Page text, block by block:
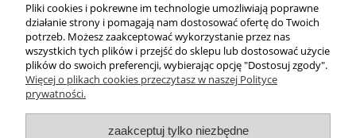
Moje konto
Płatności i dostawa
Pliki cookies i pokrewne im technologie umożliwiają poprawne
działanie strony i pomagają nam dostosować ofertę do Twoich
potrzeb. Możesz zaakceptować wykorzystanie przez nas
wszystkich tych plików i przejść do sklepu lub dostosować użycie
plików do swoich preferencji, wybierając opcję "Dostosuj zgody".
Więcej o plikach cookies przeczytasz w naszej Polityce
prywatności.
zaakceptuj tylko niezbędne